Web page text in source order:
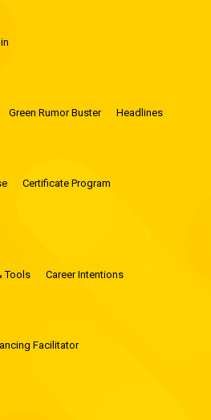
Green Rumor Buster Headlines
Certificate Program
Tools Career Intentions
Facilitator